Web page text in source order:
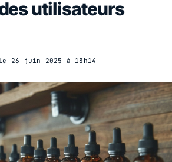
utilisateurs
26 juin 2025 à 18h14